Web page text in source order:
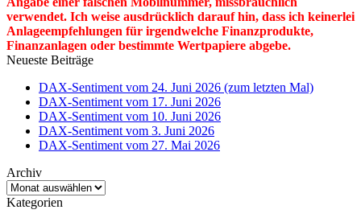
verwendet. Ich weise ausdrücklich darauf hin, dass ich keinerlei
Anlageempfehlungen für irgendwelche Finanzprodukte,
Finanzanlagen oder bestimmte Wertpapiere abgebe.
Neueste Beiträge
DAX-Sentiment vom 24. Juni 2026 (zum letzten Mal)
DAX-Sentiment vom 17. Juni 2026
DAX-Sentiment vom 10. Juni 2026
DAX-Sentiment vom 3. Juni 2026
DAX-Sentiment vom 27. Mai 2026
Archiv
Archiv
Kategorien